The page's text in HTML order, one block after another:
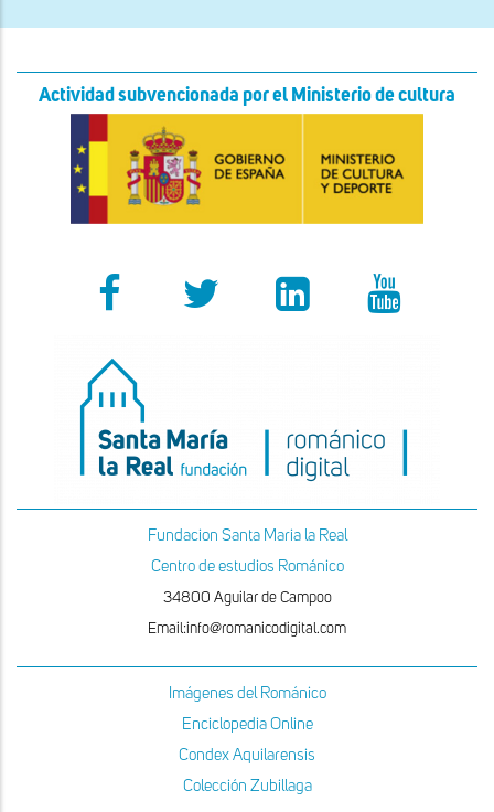
Actividad subvencionada por el Ministerio de cultura
Fundacion Santa Maria la Real
Centro de estudios Románico
34800 Aguilar de Campoo
Email:info@romanicodigital.com
Imágenes del Románico
Enciclopedia Online
Condex Aquilarensis
Colección Zubillaga